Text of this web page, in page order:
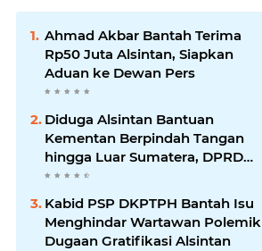
Ahmad Akbar Bantah Terima
Rp50 Juta Alsintan, Siapkan
Aduan ke Dewan Pers
Diduga Alsintan Bantuan
Kementan Berpindah Tangan
hingga Luar Sumatera, DPRD
Sumsel Minta Aparat Usut
Tuntas
Kabid PSP DKPTPH Bantah Isu
Menghindar Wartawan Polemik
Dugaan Gratifikasi Alsintan